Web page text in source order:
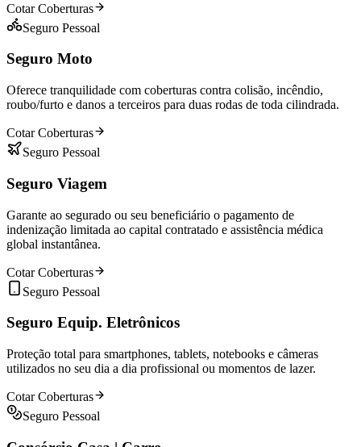
Cotar Coberturas
Seguro Pessoal
Seguro Moto
Oferece tranquilidade com coberturas contra colisão, incêndio,
roubo/furto e danos a terceiros para duas rodas de toda cilindrada.
Cotar Coberturas
Seguro Pessoal
Seguro Viagem
Garante ao segurado ou seu beneficiário o pagamento de
indenização limitada ao capital contratado e assistência médica
global instantânea.
Cotar Coberturas
Seguro Pessoal
Seguro Equip. Eletrônicos
Proteção total para smartphones, tablets, notebooks e câmeras
utilizados no seu dia a dia profissional ou momentos de lazer.
Cotar Coberturas
Seguro Pessoal